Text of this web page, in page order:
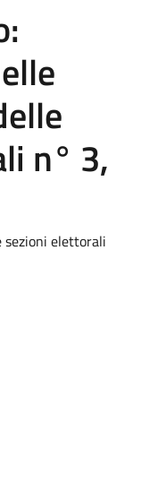
n° 3,
sezioni elettorali